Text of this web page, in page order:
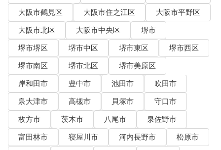
大阪市鶴見区
大阪市住之江区
大阪市平野区
大阪市北区
大阪市中央区
堺市
堺市堺区
堺市中区 堺市東区
堺市西区
堺市南区
堺市北区
堺市美原区
岸和田市
豊中市 池田市
吹田市
泉大津市
高槻市 貝塚市
守口市
枚方市
茨木市 八尾市
泉佐野市
富田林市
寝屋川市 河内長野市
松原市